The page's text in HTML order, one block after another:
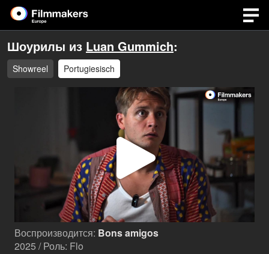
Шоурилы из Luan Gummich:
Showreel Portugiesisch
видео
Воспроизводится: Bons amigos
2025 / Роль: Flo